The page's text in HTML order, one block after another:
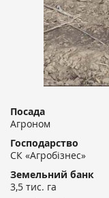
Посада
Агроном
Господарство
СК «Агробізнес»
Земельний банк
3,5 тис. га